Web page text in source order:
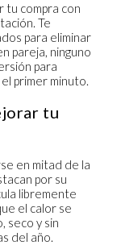
tu compra con
Te
para eliminar
pareja, ninguno
para
primer minuto.
tu
en mitad de la
por su
libremente
el calor se
seco y sin
del año.